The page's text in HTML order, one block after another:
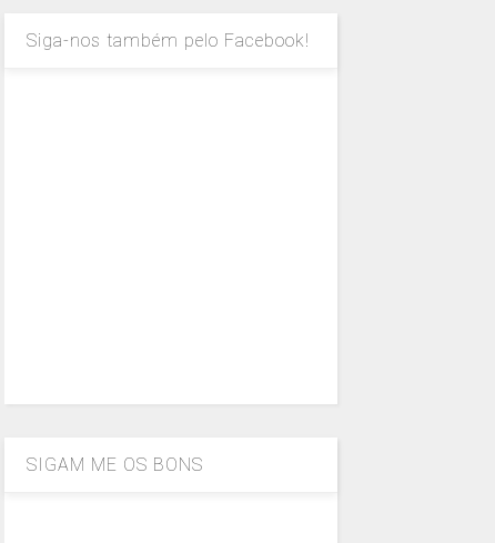
Siga-nos também pelo Facebook!
SIGAM ME OS BONS